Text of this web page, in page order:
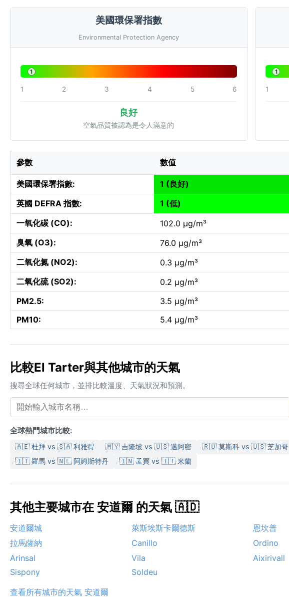
美國環保署指數
Environmental Protection Agency
1
1 2 3 4 5 6
良好
空氣品質被認為是令人滿意的
1
1
參數 數值
美國環保署指數:
1 (良好)
英國 DEFRA 指數:
1 (低)
一氧化碳 (CO):
102.0 µg/m³
臭氧 (O3):
76.0 µg/m³
二氧化氮 (NO2):
0.3 µg/m³
二氧化硫 (SO2):
0.2 µg/m³
PM2.5:
3.5 µg/m³
PM10:
5.4 µg/m³
比較El Tarter與其他城市的天氣
搜尋全球任何城市，並排比較溫度、天氣狀況和預測。
全球熱門城市比較:
🇦🇪 杜拜 vs 🇸🇦 利雅得 🇲🇾 吉隆坡 vs 🇺🇸 邁阿密 🇷🇺 莫斯科 vs 🇺🇸 芝加哥
🇮🇹 羅馬 vs 🇳🇱 阿姆斯特丹
🇮🇳 孟買 vs 🇮🇹 米蘭
其他主要城市在 安道爾 的天氣 🇦🇩
安道爾城 萊斯埃斯卡爾德斯 恩坎普
拉馬薩納
Canillo Ordino
Arinsal
Vila Aixirivall
Sispony
Soldeu
查看所有城市的天氣 安道爾